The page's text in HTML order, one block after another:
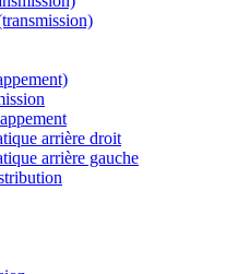
arrière droit
arrière gauche